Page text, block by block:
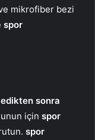
mikrofiber bezi
spor
sonra
için spor
spor